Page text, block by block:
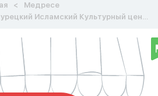
Медресе
Исламский Культурный центр